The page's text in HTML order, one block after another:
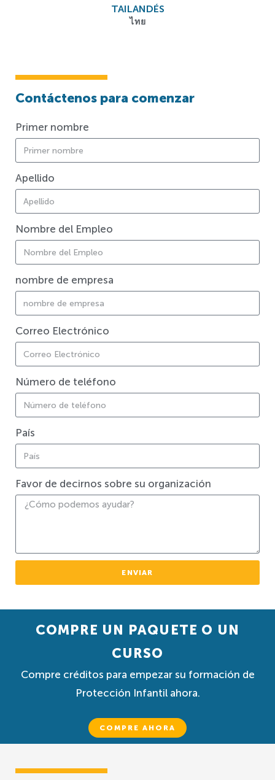
TAILANDÉS
ไทย
Contáctenos para comenzar
Primer nombre
Apellido
Nombre del Empleo
nombre de empresa
Correo Electrónico
Número de teléfono
País
Favor de decirnos sobre su organización
ENVIAR
COMPRE UN PAQUETE O UN
CURSO
Compre créditos para empezar su formación de
Protección Infantil ahora.
COMPRE AHORA